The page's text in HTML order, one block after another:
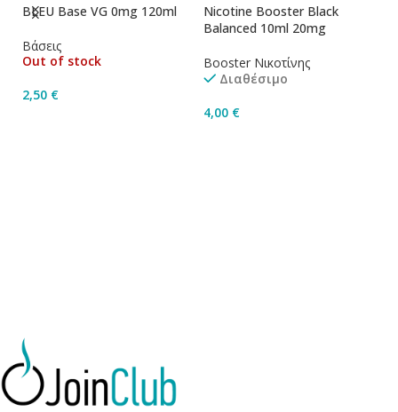
BLEU Base VG 0mg 120ml
Βάσεις
Out of stock
2,50 €
Nicotine Booster Black
Balanced 10ml 20mg
Booster Νικοτίνης
Διαθέσιμο
4,00 €